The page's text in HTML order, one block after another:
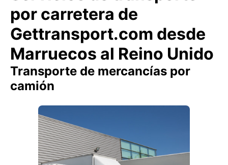
por carretera de
Gettransport.com desde
Marruecos al Reino Unido
Transporte de mercancías por
camión